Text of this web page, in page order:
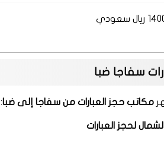
سفاجا ضبا
مكاتب حجز العبارات من سفاجا إلى ضبا:
لحجز العبارات